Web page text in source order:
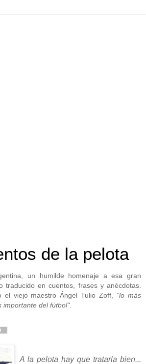
de la pelota
un humilde homenaje a esa gran
traducido en cuentos, frases y anécdotas.
el viejo maestro Ángel Tulio Zoff, "lo más
importante del fútbol".
A la pelota hay que tratarla bien...